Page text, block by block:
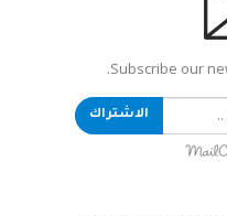
Subscribe our
الاشتراك